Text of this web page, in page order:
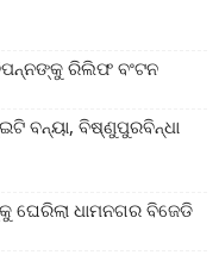
ରିଲିଫ ବଂଟନ
ବନ୍ୟା, ବିଷ୍ଣୁପୁରବିନ୍ଧା
ଘେରିଲା ଧାମନଗର ବିଜେଡି